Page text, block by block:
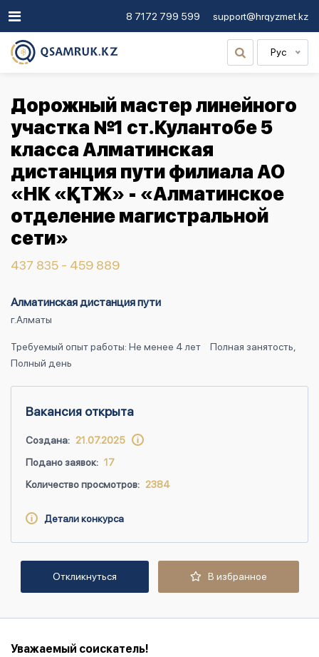
8 7172 799 599 support@hrqyzmet.kz
Рус
Дорожный мастер линейного
участка №1 ст.Кулантобе 5
класса Алматинская
дистанция пути филиала АО
«НК «ҚТЖ» - «Алматинское
отделение магистральной
сети»
437 835 - 459 889
Алматинская дистанция пути
г.Алматы
Требуемый опыт работы: Не менее 4 лет
Полная занятость,
Полный день
Вакансия открыта
Создана: 21.07.2025
Подано заявок: 17
Количество просмотров: 2384
Детали конкурса
Откликнуться В избранное
Уважаемый соискатель!